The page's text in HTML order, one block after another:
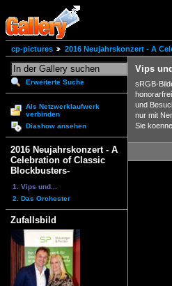
cp-pictures 2016 Neujahrskonzert - A
Erweiterte Suche
Als Netzwerklaufwerk
verbinden
Diashow ansehen
2016 Neujahrskonzert - A
Celebration of Classic
Blockbusters-
1. Vips und...
2. Das Orchester
Zufallsbild
Vips
sRGB-
und
nur mit
Sie